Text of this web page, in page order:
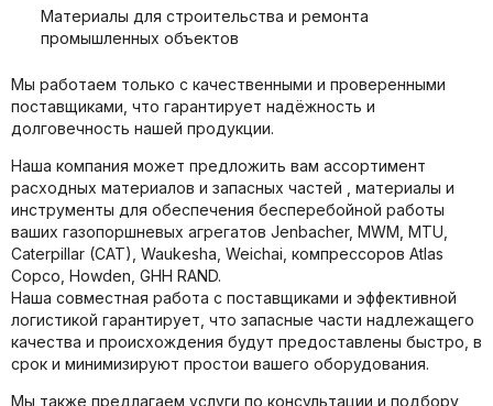
Материалы для строительства и ремонта
промышленных объектов
Мы работаем только с качественными и проверенными
поставщиками, что гарантирует надёжность и
долговечность нашей продукции.
Наша компания может предложить вам ассортимент
расходных материалов и запасных частей , материалы и
инструменты для обеспечения бесперебойной работы
ваших газопоршневых агрегатов Jenbacher, MWM, MTU,
Caterpillar (CAT), Waukesha, Weichai, компрессоров Atlas
Copco, Howden, GHH RAND.
Наша совместная работа с поставщиками и эффективной
логистикой гарантирует, что запасные части надлежащего
качества и происхождения будут предоставлены быстро, в
срок и минимизируют простои вашего оборудования.
Мы также предлагаем услуги по консультации и подбору